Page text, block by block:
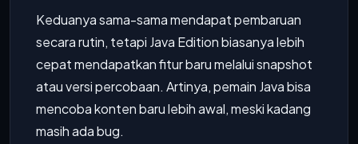
Keduanya sama-sama mendapat pembaruan
secara rutin, tetapi Java Edition biasanya lebih
cepat mendapatkan fitur baru melalui snapshot
atau versi percobaan. Artinya, pemain Java bisa
mencoba konten baru lebih awal, meski kadang
masih ada bug.